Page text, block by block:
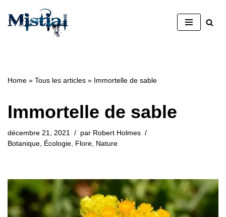
Aller
Home » Tous les articles » Immortelle de sable
Immortelle de sable
décembre 21, 2021 par Robert Holmes
Botanique, Écologie, Flore, Nature